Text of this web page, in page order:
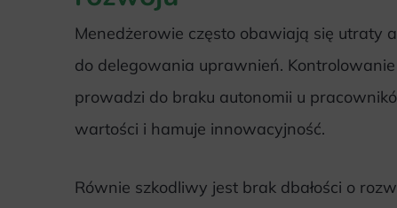
Menedżerowie często obawiają się utraty
do delegowania uprawnień.
prowadzi do braku autonomii u
wartości i hamuje innowacyjność.
Równie szkodliwy jest brak dbałości o